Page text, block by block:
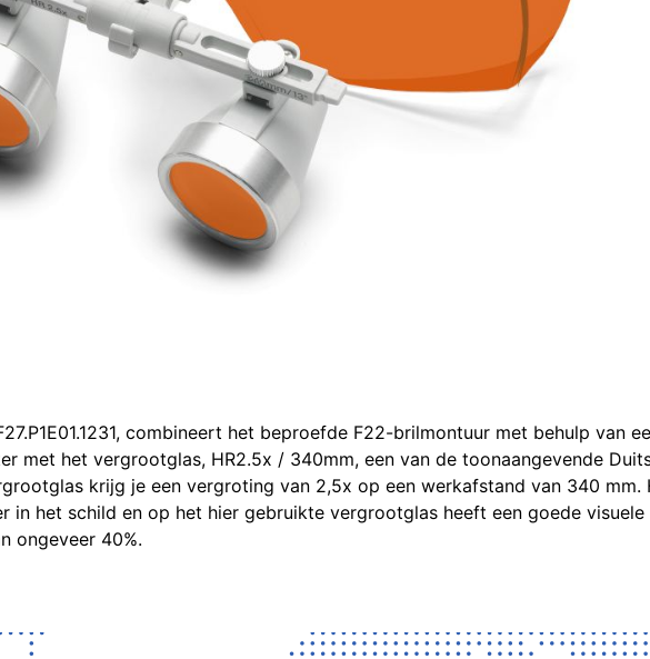
combineert het beproefde F22-brilmontuur met behulp van
met het vergrootglas, HR2.5x / 340mm, een van de toonaangevende
krijg je een vergroting van 2,5x op een werkafstand van 340 mm.
in het schild en op het hier gebruikte vergrootglas heeft een goede visuele
ongeveer 40%.